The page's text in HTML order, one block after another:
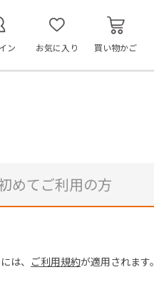
ン お気に入り 買い物かご
めてご利用の方
は、 ご利用規約が適用されます。